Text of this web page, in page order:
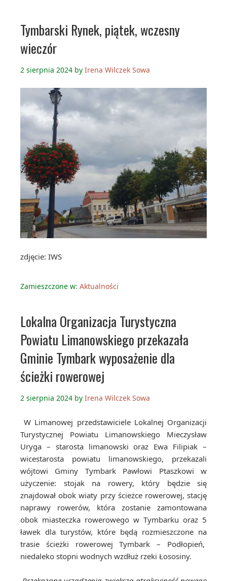
Tymbarski Rynek, piątek, wczesny
wieczór
2 sierpnia 2024 by Irena Wilczek Sowa
zdjęcie: IWS
Zamieszczone w: Aktualności
Lokalna Organizacja Turystyczna
Powiatu Limanowskiego przekazała
Gminie Tymbark wyposażenie dla
ścieżki rowerowej
2 sierpnia 2024 by Irena Wilczek Sowa
W Limanowej przedstawiciele Lokalnej Organizacji
Turystycznej Powiatu Limanowskiego Mieczysław
Uryga – starosta limanowski oraz Ewa Filipiak –
wicestarosta powiatu limanowskiego, przekazali
wójtowi Gminy Tymbark Pawłowi Ptaszkowi w
użyczenie: stojak na rowery, który będzie się
znajdował obok wiaty przy ścieżce rowerowej, stację
naprawy rowerów, która zostanie zamontowana
obok miasteczka rowerowego w Tymbarku oraz 5
ławek dla turystów, które będą rozmieszczone na
trasie ścieżki rowerowej Tymbark – Podłopień,
niedaleko stopni wodnych wzdłuż rzeki Łososiny.